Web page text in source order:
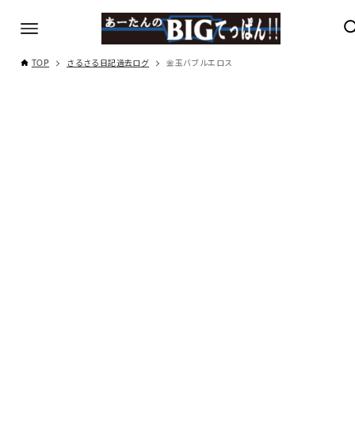
TOP さるさる日記過去ログ 金玉バブルエロス